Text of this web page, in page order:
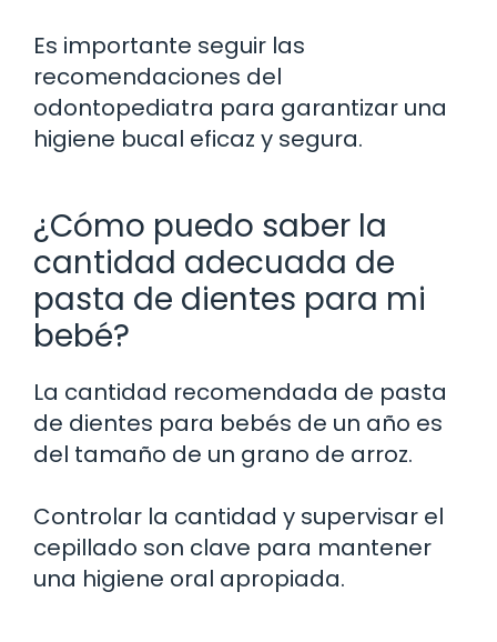
Es importante seguir las
recomendaciones del
odontopediatra para garantizar una
higiene bucal eficaz y segura.
¿Cómo puedo saber la
cantidad adecuada de
pasta de dientes para mi
bebé?
La cantidad recomendada de pasta
de dientes para bebés de un año es
del tamaño de un grano de arroz.
Controlar la cantidad y supervisar el
cepillado son clave para mantener
una higiene oral apropiada.